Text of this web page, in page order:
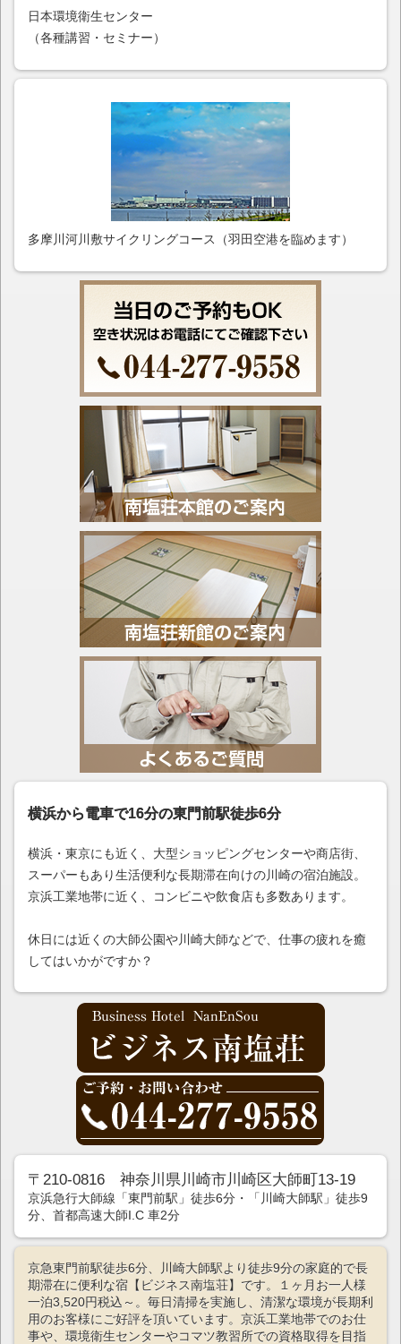
日本環境衛生センター
（各種講習・セミナー）
多摩川河川敷サイクリングコース（羽田空港を臨めます）
横浜から電車で16分の東門前駅徒歩6分
横浜・東京にも近く、大型ショッピングセンターや商店街、
スーパーもあり生活便利な長期滞在向けの川崎の宿泊施設。
京浜工業地帯に近く、コンビニや飲食店も多数あります。
休日には近くの大師公園や川崎大師などで、仕事の疲れを癒
してはいかがですか？
〒210-0816 神奈川県川崎市川崎区大師町13-19
京浜急行大師線「東門前駅」徒歩6分・「川崎大師駅」徒歩9
分、首都高速大師I.C 車2分
京急東門前駅徒歩6分、川崎大師駅より徒歩9分の家庭的で長
期滞在に便利な宿【ビジネス南塩荘】です。１ヶ月お一人様
一泊3,520円税込～。毎日清掃を実施し、清潔な環境が長期利
用のお客様にご好評を頂いています。京浜工業地帯でのお仕
事や、環境衛生センターやコマツ教習所での資格取得を目指